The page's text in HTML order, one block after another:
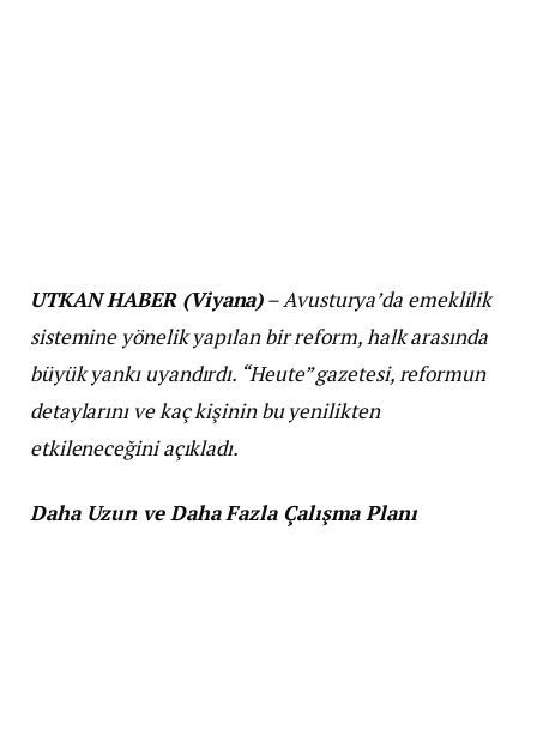
UTKAN HABER (Viyana)– Avusturya’da emeklilik
sistemine yönelik yapılan bir reform, halk arasında
büyük yankı uyandırdı. “Heute” gazetesi, reformun
detaylarını ve kaç kişinin bu yenilikten
etkileneceğini açıkladı.
Daha Uzun ve Daha Fazla Çalışma Planı